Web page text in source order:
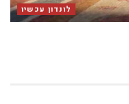
לונדון עכשיו